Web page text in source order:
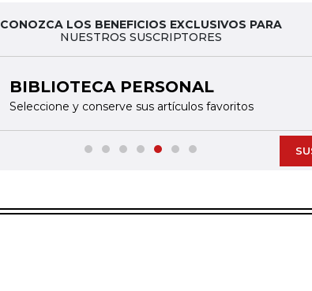
CONOZCA LOS BENEFICIOS EXCLUSIVOS PARA
NUESTROS SUSCRIPTORES
BIBLIOTECA PERSONAL
Seleccione y conserve sus artículos favoritos